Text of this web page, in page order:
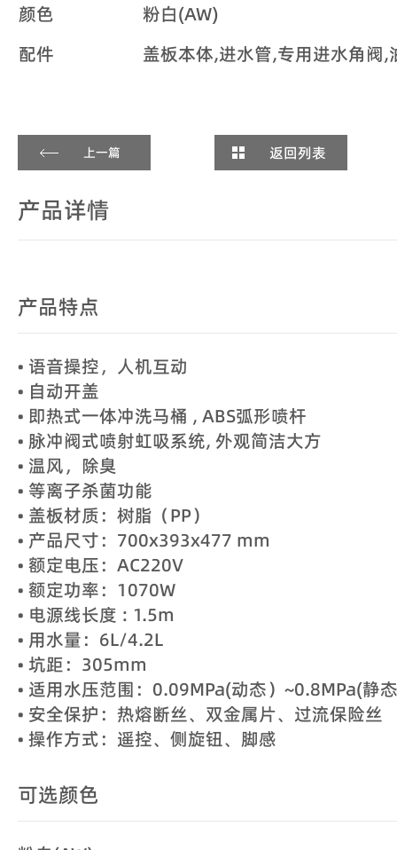
颜色
粉白(AW)
配件
盖板本体,进水管,专用进水角阀,
上一篇 返回列表
产品详情
产品特点
• 语音操控，人机互动
• 自动开盖
• 即热式一体冲洗马桶 , ABS弧形喷杆
• 脉冲阀式喷射虹吸系统, 外观简洁大方
• 温风，除臭
• 等离子杀菌功能
• 盖板材质：树脂（PP）
• 产品尺寸：700x393x477 mm
• 额定电压：AC220V
• 额定功率：1070W
• 电源线长度 : 1.5m
• 用水量：6L/4.2L
• 坑距：305mm
• 适用水压范围：0.09MPa(动态）~0.8MPa(静
• 安全保护：热熔断丝、双金属片、过流保险丝
• 操作方式：遥控、侧旋钮、脚感
可选颜色